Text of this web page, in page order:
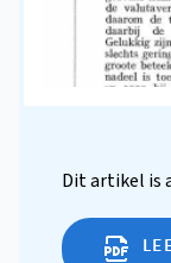
Dit artikel is